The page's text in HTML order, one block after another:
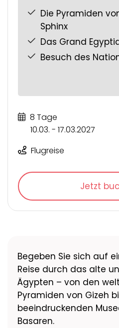
Die Pyramiden
Sphinx
Das Grand
Besuch des
8 Tage
10.03. - 17.03.2027
Flugreise
Jetzt
Begeben Sie sich auf
Reise durch das alte
Ägypten – von den
Pyramiden von Gizeh
beeindruckenden
Basaren.